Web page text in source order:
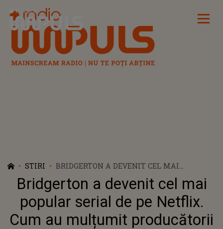
Radio Impuls
STIRI
BRIDGERTON A DEVENIT CEL MAI
POPULAR SERIAL DE PE NETFLIX. CUM AU
MULȚUMIT PRODUCĂTORII
Bridgerton a devenit cel mai
popular serial de pe Netflix.
Cum au mulțumit producătorii